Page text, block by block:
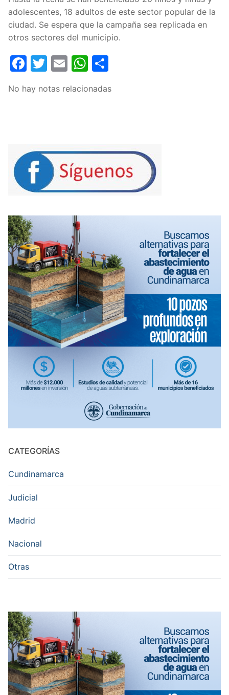
adolescentes, 18 adultos de este sector popular de la
ciudad. Se espera que la campaña sea replicada en
otros sectores del municipio.
Facebook
Twitter
EmailWhatsApp
No hay notas relacionadas
CATEGORÍAS
Cundinamarca
Judicial
Madrid
Nacional
Otras